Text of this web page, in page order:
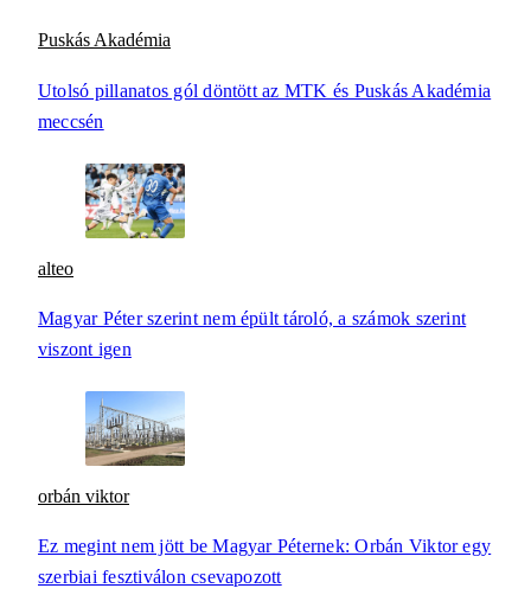
Puskás Akadémia
Utolsó pillanatos gól döntött az MTK és Puskás Akadémia
meccsén
alteo
Magyar Péter szerint nem épült tároló, a számok szerint
viszont igen
orbán viktor
Ez megint nem jött be Magyar Péternek: Orbán Viktor egy
szerbiai fesztiválon csevapozott